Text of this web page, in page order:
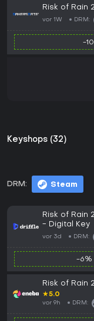
Risk of Rain 2
vor 1W DRM:
-
Keyshops (32)
DRM: Steam
Risk of Rain
- Digital Key
vor 3d DRM:
-6%
Risk of Rain
★5.0
vor 9h DRM: